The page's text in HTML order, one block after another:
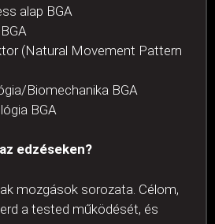
alap BGA
(Natural Movement Pattern
Biomechanika BGA
BGA
edzéseken?
mozgások sorozata. Célom,
a tested működését, és